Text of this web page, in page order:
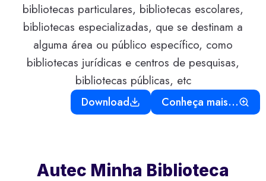
bibliotecas particulares, bibliotecas escolares,
bibliotecas especializadas, que se destinam a
alguma área ou público específico, como
bibliotecas jurídicas e centros de pesquisas,
bibliotecas públicas, etc
Download Conheça mais…
Autec Minha Biblioteca